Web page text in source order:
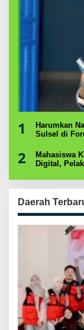
1
Harumkan
Sulsel di
2
Mahasiswa
Digital,
Daerah